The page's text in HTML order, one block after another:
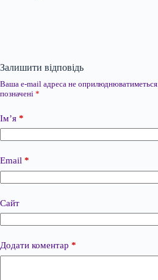
Залишити відповідь
Ваша e-mail адреса не оприлюднюватиметься.
позначені *
Ім’я *
Email *
Сайт
Додати коментар *